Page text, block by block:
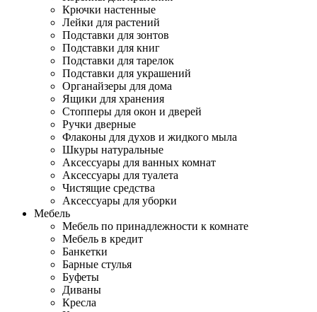
Крючки настенные
Лейки для растений
Подставки для зонтов
Подставки для книг
Подставки для тарелок
Подставки для украшений
Органайзеры для дома
Ящики для хранения
Стопперы для окон и дверей
Ручки дверные
Флаконы для духов и жидкого мыла
Шкуры натуральные
Аксессуары для ванных комнат
Аксессуары для туалета
Чистящие средства
Аксессуары для уборки
Мебель
Мебель по принадлежности к комнате
Мебель в кредит
Банкетки
Барные стулья
Буфеты
Диваны
Кресла